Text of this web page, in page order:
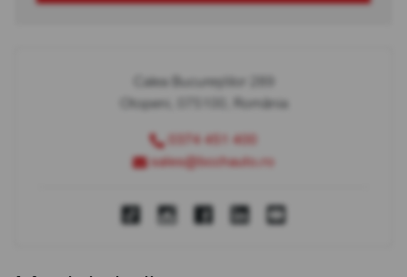
Calea Bucureștilor 289
Otopeni, 075100, România
0374 451 400
sales@bcchauto.ro